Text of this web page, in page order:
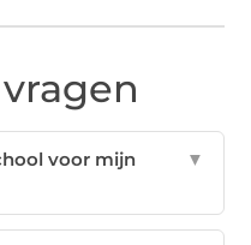
voor mijn
▼